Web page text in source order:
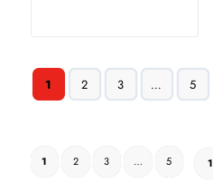
1 2 3 … 5
1
1 2 3 … 5